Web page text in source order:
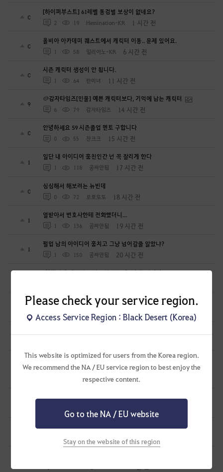
Please check your service region.
Access Service Region : Black Desert (Korea)
This website is optimized for users from the Korea region.
We recommend the NA / EU service region to best enjoy the
respective content.
Go to the NA / EU website
Stay on the website of this region
0
[하이퍼부스트] 61레벨 동검별 보상이 없네요?
2 19 Hemination-KR 1 시간 전
0
올비아 아카데미 퀘스트에서 캐릭터 이동.. 문제 있어요.
1 58 일리아노-KR 6 시간 전
0
시즌 캐릭터 생성이 안 됩니다.
1 64 란미녀 11 시간 전
9
🥔감자타임즈[인물] 예쁜 캐릭터보다, 기억에 남는 캐릭터
6 79 감자타임즈 14 시간 전
0
안녕하세요 59 시즌졸업 멘토 구합니다
0 55 찬크크 15 시간 전
1
일단 내 아이디어 훔친인간 넌 꼭 잘리게 한다
1 118 공짜안됨 17 시간 전
0
심심해서 해보려는 뉴빈데
0 72 로뽀또또 18 시간 전
1
열받아서 변호사한테 전화했더니...
1 136 공짜안됨 19 시간 전
1
펄업 남의 아이디어 훔치고 그냥 넘어갈줄 알았냐?
1 150 공짜안됨 20 시간 전
[항해일퀘]매일밤 10시10분 꿈속에서호로 같이가요
0
무량진경 대지서 제20경의 등장
115 천지의재림무량진경 1 일 전
1
0
복귀 유저 이며 지금 물물교환 어려움 있습니다..~_~.;;;일괄 넣는게
ROK대테러특임단 1 일 전
2년전 그일 같은건 이제 없겠죠?
1 일 전